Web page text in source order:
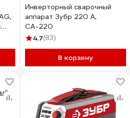
Инверторный сварочный
аппарат Зубр 220 А,
СА-220
4.7(83)
В корзину